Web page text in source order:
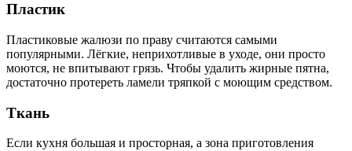
Пластик
Пластиковые жалюзи по праву считаются самыми
популярными. Лёгкие, неприхотливые в уходе, они просто
моются, не впитывают грязь. Чтобы удалить жирные пятна,
достаточно протереть ламели тряпкой с моющим средством.
Ткань
Если кухня большая и просторная, а зона приготовления